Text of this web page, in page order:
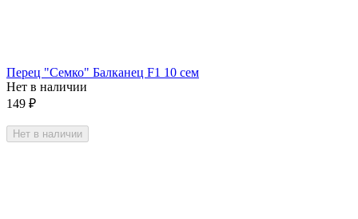
Перец "Семко" Балканец F1 10 сем
Нет в наличии
149 ₽
Нет в наличии